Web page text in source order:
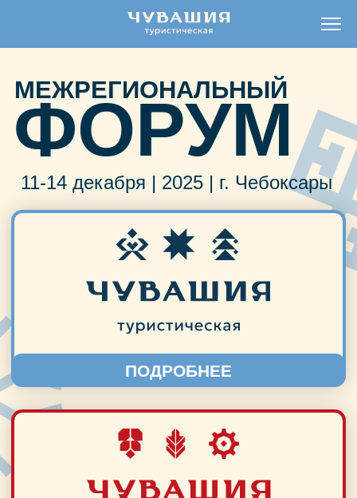
ПОДРОБНЕЕ
ПОДРОБНЕЕ
ФОРУМ
Чувашия — место для
новых впечатлений
11-14 декабря | 2025 | г. Чебоксары